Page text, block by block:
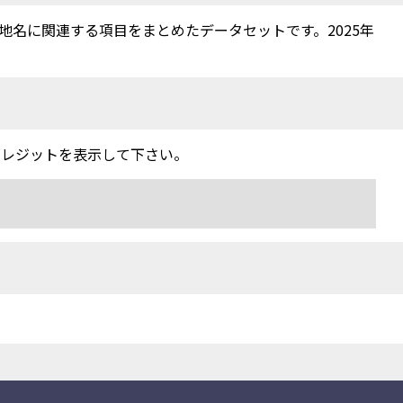
に関連する項目をまとめたデータセットです。2025年
ジットを表示して下さい。